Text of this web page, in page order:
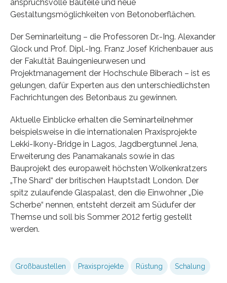
anspruchsvolle Bauteile und neue
Gestaltungsmöglichkeiten von Betonoberflächen.
Der Seminarleitung – die Professoren Dr.-Ing. Alexander
Glock und Prof. Dipl.-Ing. Franz Josef Krichenbauer aus
der Fakultät Bauingenieurwesen und
Projektmanagement der Hochschule Biberach – ist es
gelungen, dafür Experten aus den unterschiedlichsten
Fachrichtungen des Betonbaus zu gewinnen.
Aktuelle Einblicke erhalten die Seminarteilnehmer
beispielsweise in die internationalen Praxisprojekte
Lekki-Ikony-Bridge in Lagos, Jagdbergtunnel Jena,
Erweiterung des Panamakanals sowie in das
Bauprojekt des europaweit höchsten Wolkenkratzers
„The Shard“ der britischen Hauptstadt London. Der
spitz zulaufende Glaspalast, den die Einwohner „Die
Scherbe“ nennen, entsteht derzeit am Südufer der
Themse und soll bis Sommer 2012 fertig gestellt
werden.
Großbaustellen Praxisprojekte Rüstung Schalung